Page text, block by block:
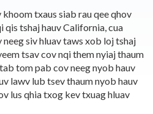
txaus siab rau qee qhov
tshaj hauv California, cua
siv hluav taws xob loj tshaj
tsav cov nqi them nyiaj thaum
tom pab cov neeg nyob hauv
lawv lub tsev thaum nyob hauv
lus qhia txog kev txuag hluav